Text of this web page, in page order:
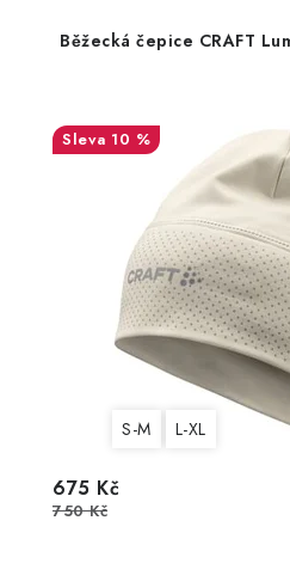
Běžecká čepice CRAFT
10 %
S-M L-XL
675 Kč
750 Kč